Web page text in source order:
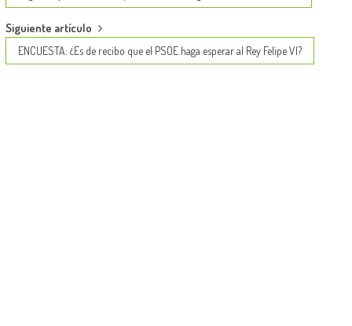
Siguiente artículo
ENCUESTA: ¿Es de recibo que el PSOE haga esperar al Rey Felipe VI?